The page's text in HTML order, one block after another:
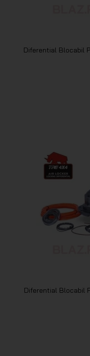
Diferential Blocabil
Diferential Blocabil